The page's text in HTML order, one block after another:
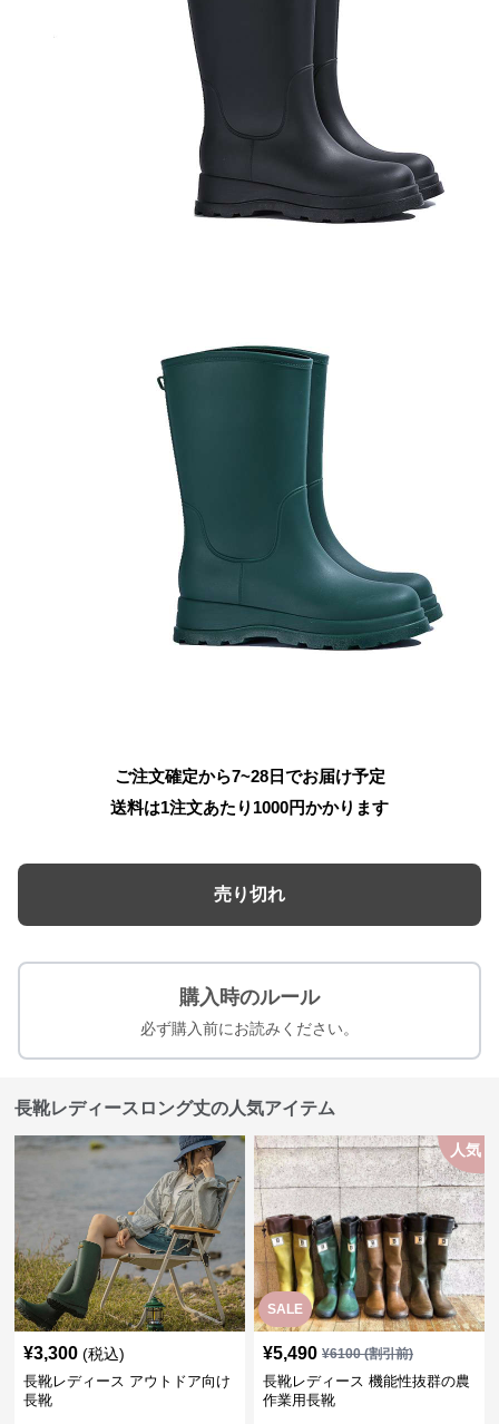
ご注文確定から7~28日でお届け予定
送料は1注文あたり 1000円かかります
売り切れ
購入時のルール
必ず購入前にお読みください。
長靴レディースロング丈の人気アイテム
¥3,300 (税込)
長靴レディース アウトドア向け
長靴
SALE
人気
¥5,490 ¥6100(割引前)
長靴レディース 機能性抜群の農
作業用長靴